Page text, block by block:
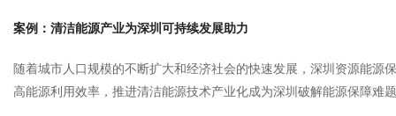
案例：清洁能源产业为深圳可持续发展助力
随着城市人口规模的不断扩大和经济社会的快速发展，深圳资源能
高能源利用效率，推进清洁能源技术产业化成为深圳破解能源保障难